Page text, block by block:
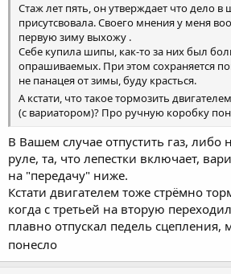
Стаж лет пять, он утверждает что дело в
присутсвовала. Своего мнения у меня
первую зиму выхожу .
Себе купила шипы, как-то за них был
опрашиваемых. При этом сохраняется
не панацея от зимы, буду красться.
А кстати, что такое тормозить
(с вариатором)? Про ручную коробку
Щас меня за офф прихлопнут...
В Вашем случае отпустить газ, либо
руле, та, что лепестки включает,
на "передачу" ниже.
Кстати двигателем тоже стрёмно
когда с третьей на вторую
плавно отпускал педель
понесло